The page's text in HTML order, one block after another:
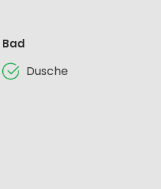
Bad
Dusche